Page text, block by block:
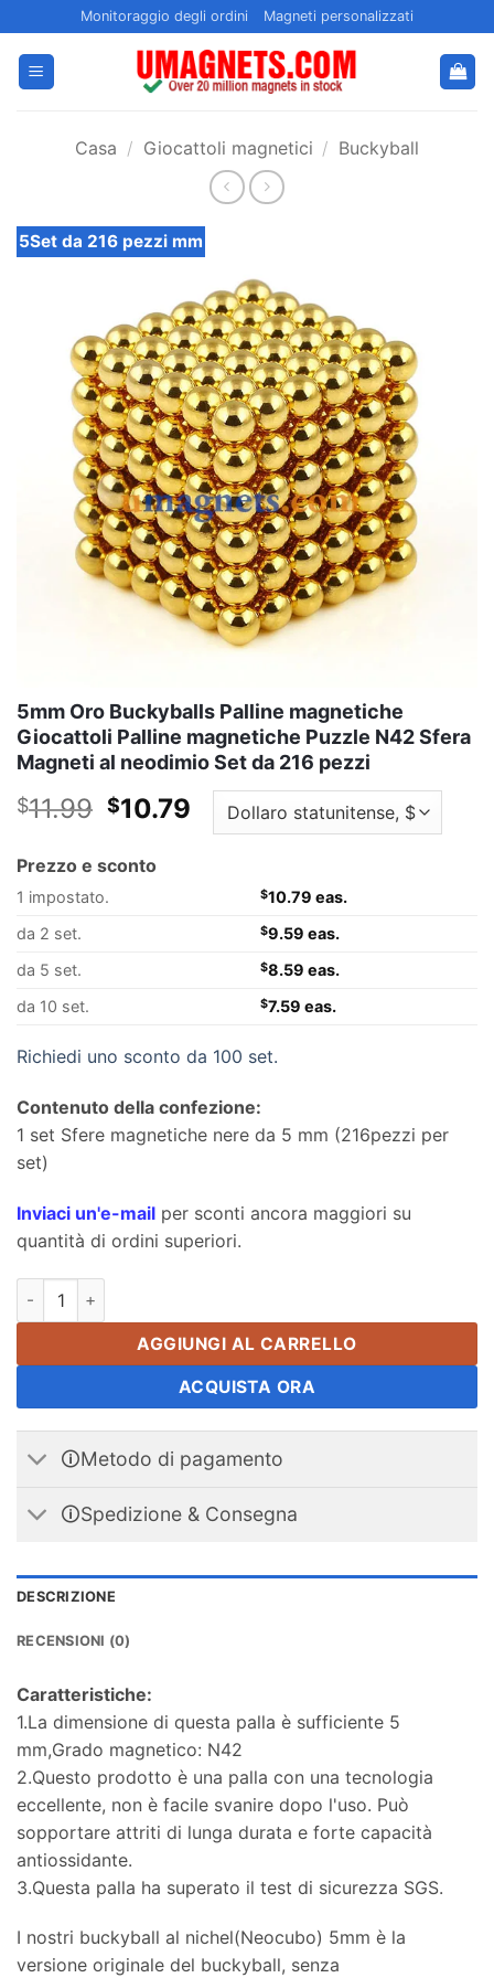
ai
contenuti
Monitoraggio degli ordini Magneti personalizzati
Casa / Giocattoli magnetici / Buckyball
5Set da 216 pezzi mm
5mm Oro Buckyballs Palline magnetiche
Giocattoli Palline magnetiche Puzzle N42 Sfera
Magneti al neodimio Set da 216 pezzi
$11.99 Il
originale
$11.99.
$10.79
prezzo
$10.79.
Prezzo e sconto
1 impostato. $10.79 eas.
da 2 set.
$9.59 eas.
da 5 set.
$8.59 eas.
da 10 set.
$7.59 eas.
Richiedi uno sconto da 100 set.
Contenuto della confezione:
1 set Sfere magnetiche nere da 5 mm (216pezzi per
set)
Inviaci un'e-mail per sconti ancora maggiori su
quantità di ordini superiori.
5mm Oro Buckyballs Palline magnetiche Giocattoli Palline
AGGIUNGI AL CARRELLO
ACQUISTA ORA
🛈Metodo di pagamento
🛈Spedizione & Consegna
DESCRIZIONE
RECENSIONI (0)
Caratteristiche:
1.La dimensione di questa palla è sufficiente 5
mm,Grado magnetico: N42
2.Questo prodotto è una palla con una tecnologia
eccellente, non è facile svanire dopo l'uso. Può
sopportare attriti di lunga durata e forte capacità
antiossidante.
3.Questa palla ha superato il test di sicurezza SGS.
I nostri buckyball al nichel(Neocubo) 5mm è la
versione originale del buckyball, senza